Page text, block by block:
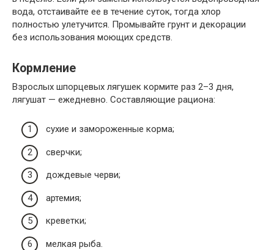
вода, отстаивайте ее в течение суток, тогда хлор
полностью улетучится. Промывайте грунт и декорации
без использования моющих средств.
Кормление
Взрослых шпорцевых лягушек кормите раз 2–3 дня,
лягушат — ежедневно. Составляющие рациона:
сухие и замороженные корма;
сверчки;
дождевые черви;
артемия;
креветки;
мелкая рыба.